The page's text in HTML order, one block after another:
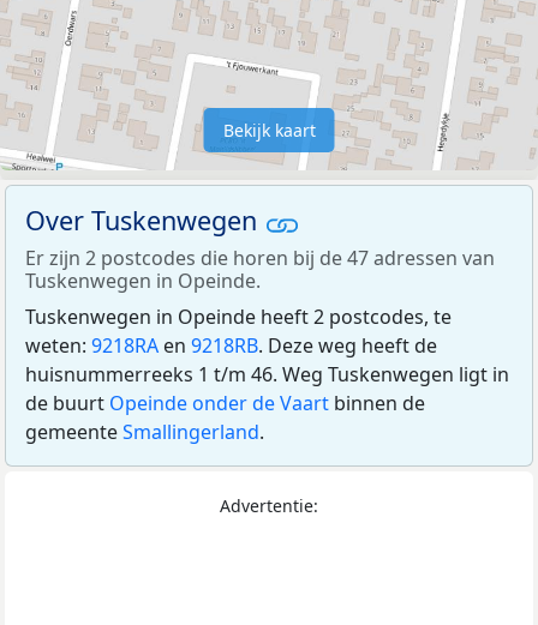
Bekijk kaart
Over Tuskenwegen
Er zijn 2 postcodes die horen bij de 47 adressen van
Tuskenwegen in Opeinde.
Tuskenwegen in Opeinde heeft 2 postcodes, te
weten: 9218RA en 9218RB. Deze weg heeft de
huisnummerreeks 1 t/m 46. Weg Tuskenwegen ligt in
de buurt Opeinde onder de Vaart binnen de
gemeenteSmallingerland.
Advertentie: